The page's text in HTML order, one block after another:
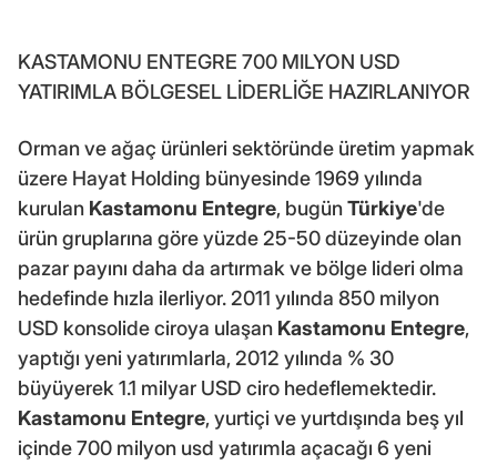
KASTAMONU ENTEGRE 700 MILYON USD
YATIRIMLA BÖLGESEL LİDERLİĞE HAZIRLANIYOR
Orman ve ağaç ürünleri sektöründe üretim yapmak
üzere Hayat Holding bünyesinde 1969 yılında
kurulan Kastamonu Entegre, bugünTürkiye'de
ürün gruplarına göre yüzde 25-50 düzeyinde olan
pazar payını daha da artırmak ve bölge lideri olma
hedefinde hızla ilerliyor. 2011 yılında 850 milyon
USD konsolide ciroya ulaşan Kastamonu Entegre,
yaptığı yeni yatırımlarla, 2012 yılında % 30
büyüyerek 1.1 milyar USD ciro hedeflemektedir.
Kastamonu Entegre, yurtiçi ve yurtdışında beş yıl
içinde 700 milyon usd yatırımla açacağı 6 yeni